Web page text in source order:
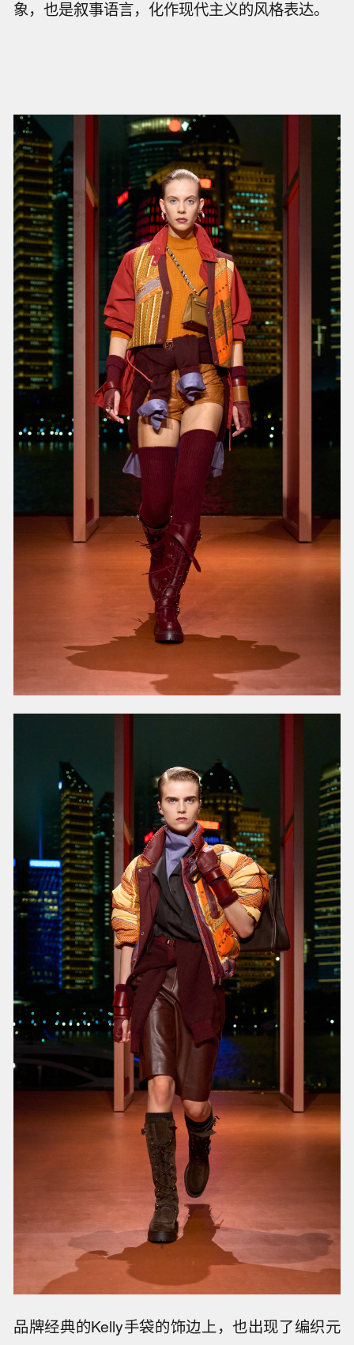
它们象征着跨 文化的链接和传承 ，既是视觉意
象，也是叙事语言，化作现代主义的风格表达。